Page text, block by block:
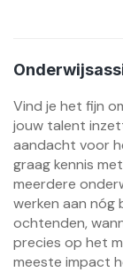
Vind je het fijn
jouw talent
aandacht voor
graag kennis
meerdere
werken aan nóg
ochtenden,
precies op het
meeste impact